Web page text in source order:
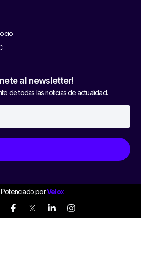
al newsletter!
de todas las noticias de actualidad.
Potenciado porVelox